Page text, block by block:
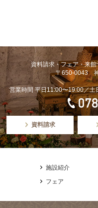
資料請求・フェア・来
〒650-0043
営業時間 平日11:00〜19:00／
資料請求
施設紹介
フェア